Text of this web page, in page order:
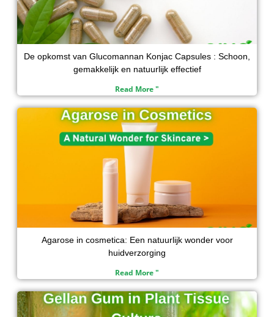
De opkomst van Glucomannan Konjac Capsules : Schoon,
gemakkelijk en natuurlijk effectief
Read More "
Agarose in cosmetica: Een natuurlijk wonder voor
huidverzorging
Read More "